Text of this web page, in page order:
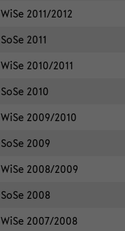
WiSe 2011/2012
SoSe 2011
WiSe 2010/2011
SoSe 2010
WiSe 2009/2010
SoSe 2009
WiSe 2008/2009
SoSe 2008
WiSe 2007/2008